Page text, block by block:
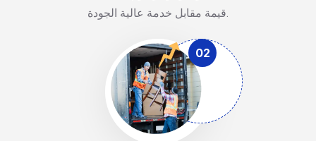
قيمة مقابل خدمة عالية الجودة.
02